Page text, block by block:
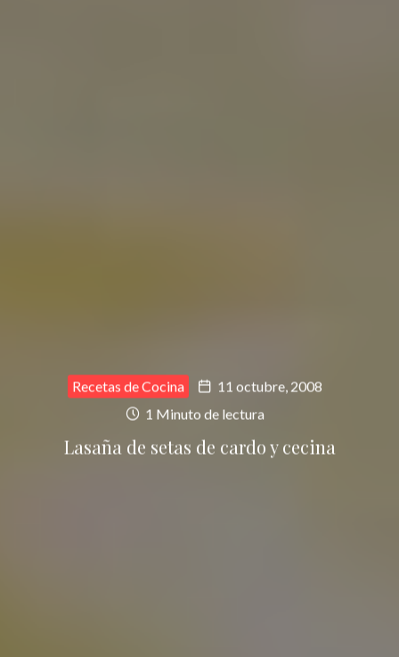
Recetas de Cocina
11 octubre, 2008
1 Minuto de lectura
Lasaña de setas de cardo y cecina